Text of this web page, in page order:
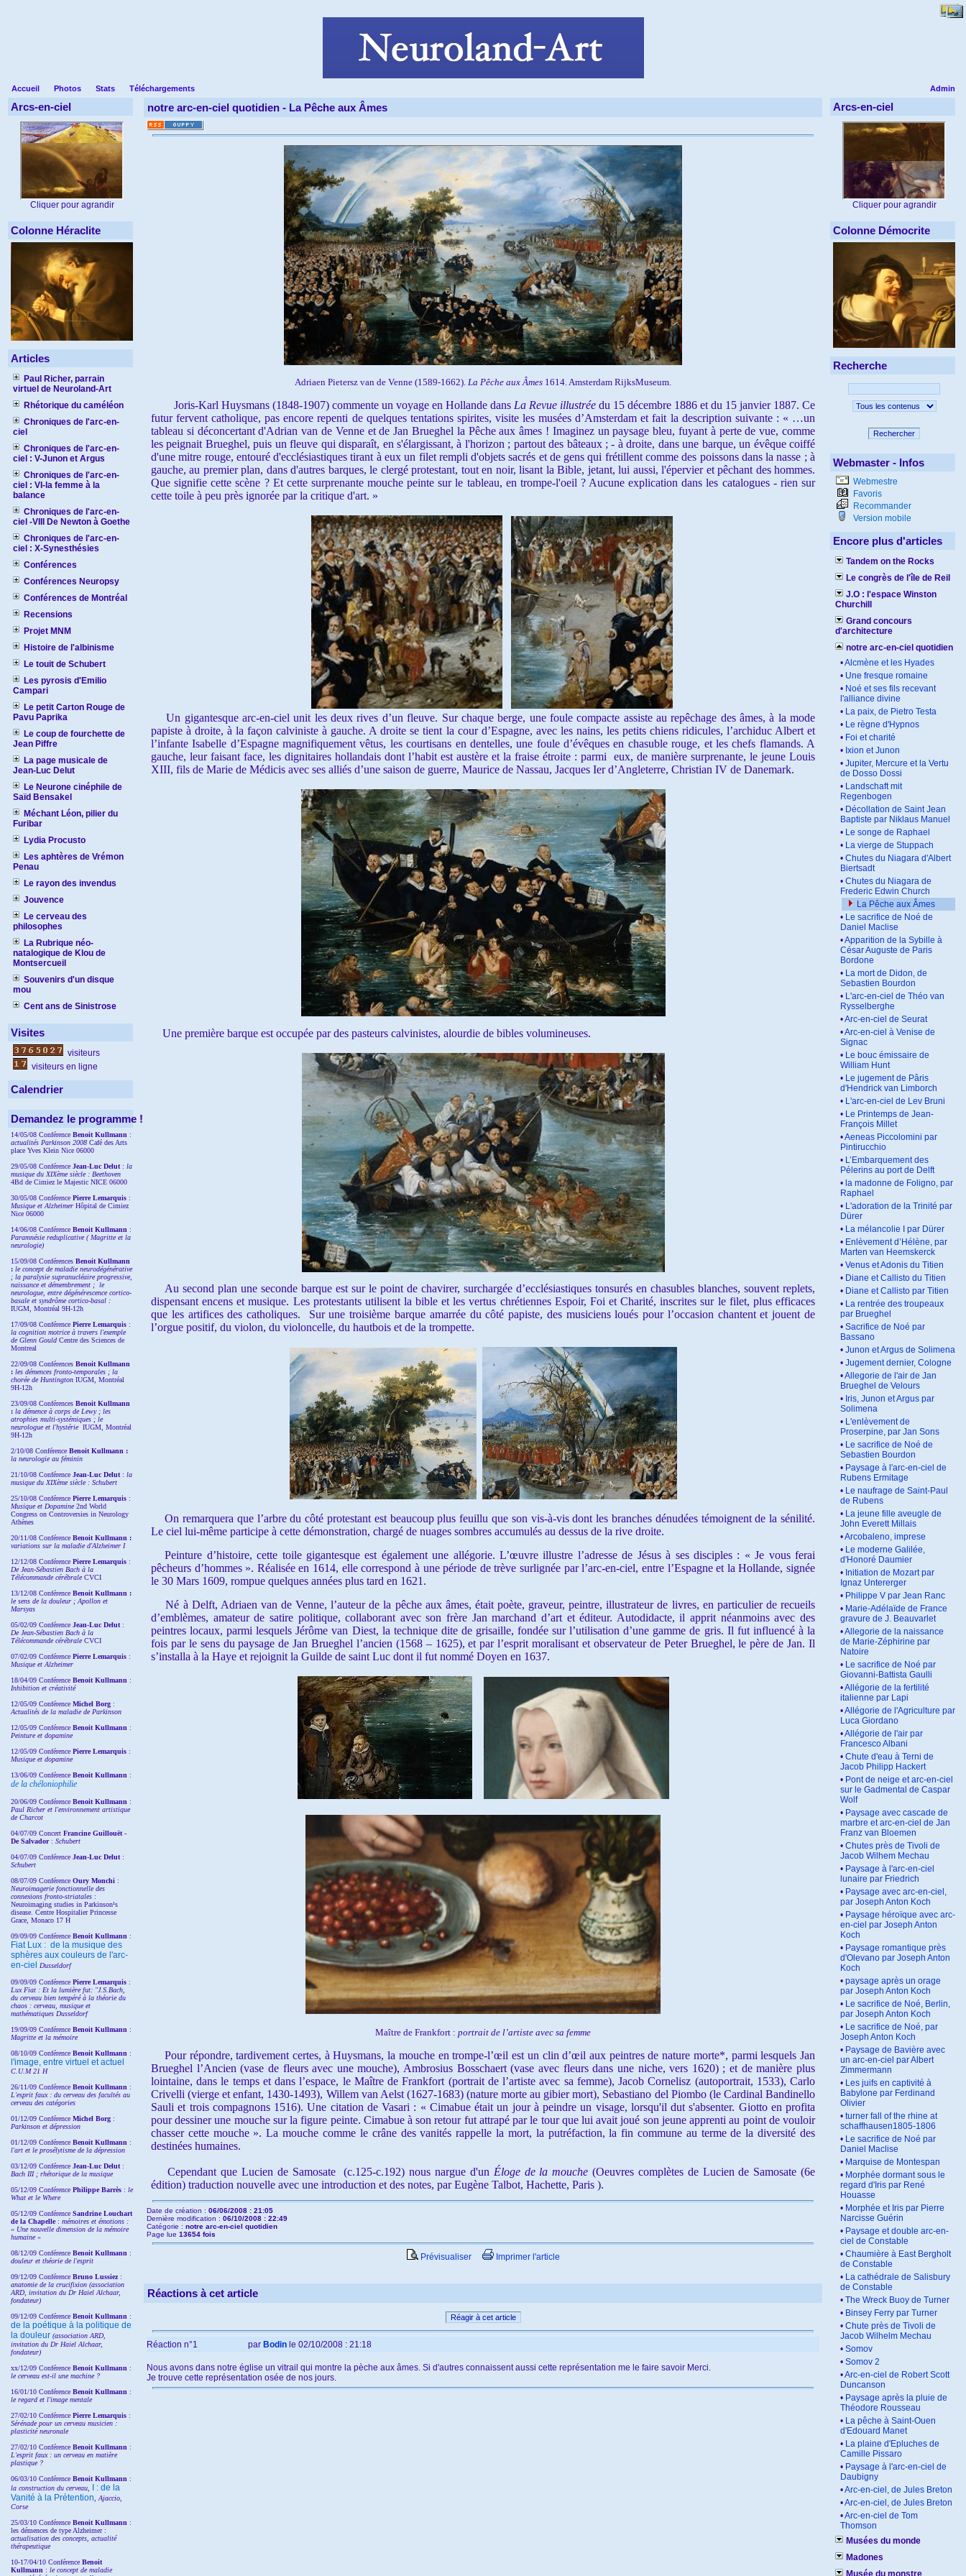
Admin
Accueil Photos Stats Téléchargements
Arcs-en-ciel
Cliquer pour agrandir
Colonne Héraclite
Articles
Paul Richer, parrain
virtuel de Neuroland-Art
Rhétorique du caméléon
Chroniques de l'arc-en-
ciel
Chroniques de l'arc-en-
ciel : V-Junon et Argus
Chroniques de l'arc-en-
ciel : VI-la femme à la
balance
Chroniques de l'arc-en-
ciel -VIII De Newton à Goethe
Chroniques de l'arc-en-
ciel : X-Synesthésies
Conférences
Conférences Neuropsy
Conférences de Montréal
Recensions
Projet MNM
Histoire de l'albinisme
Le touit de Schubert
Les pyrosis d'Emilio
Campari
Le petit Carton Rouge de
Pavu Paprika
Le coup de fourchette de
Jean Piffre
La page musicale de
Jean-Luc Delut
Le Neurone cinéphile de
Saïd Bensakel
Méchant Léon, pilier du
Furibar
Lydia Procusto
Les aphtères de Vrémon
Penau
Le rayon des invendus
Jouvence
Le cerveau des
philosophes
La Rubrique néo-
natalogique de Klou de
Montsercueil
Souvenirs d'un disque
mou
Cent ans de Sinistrose
Visites
visiteurs
visiteurs en ligne
Calendrier
Demandez le programme !
14/05/08 Conférence Benoit Kullmann :
actualités Parkinson 2008 Café des Arts
place Yves Klein Nice 06000
29/05/08 Conférence Jean-Luc Delut : la
musique du XIXème siècle : Beethoven
4Bd de Cimiez le Majestic NICE 06000
30/05/08 Conférence Pierre Lemarquis :
Musique et Alzheimer Hôpital de Cimiez
Nice 06000
14/06/08 Conférence Benoit Kullmann :
Paramnésie reduplicative ( Magritte et la
neurologie)
15/09/08 Conférences Benoit Kullmann
: le concept de maladie neurodégénérative
; la paralysie supranucléaire progressive,
naissance et démembrement ; le
neurologue, entre dégénérescence cortico-
basale et syndrôme cortico-basal :
IUGM, Montréal 9H-12h
17/09/08 Conférence Pierre Lemarquis :
la cognition motrice à travers l'exemple
de Glenn Gould Centre des Sciences de
Montreal
22/09/08 Conférences Benoit Kullmann
: les démences fronto-temporales ; la
chorée de Huntington IUGM, Montréal
9H-12h
23/09/08 Conférences Benoit Kullmann
: la démence à corps de Lewy ; les
atrophies multi-systémiques ; le
neurologue et l'hystérie IUGM, Montréal
9H-12h
2/10/08 Conférence Benoit Kullmann :
la neurologie au féminin
21/10/08 Conférence Jean-Luc Delut : la
musique du XIXème siècle : Schubert
25/10/08 Conférence Pierre Lemarquis :
Musique et Dopamine2nd World
Congress on Controversies in Neurology
Athènes
20/11/08 Conférence Benoit Kullmann :
variations sur la maladie d'Alzheimer I
12/12/08 Conférence Pierre Lemarquis :
De Jean-Sébastien Bach à la
Télécommande cérébraleCVCI
13/12/08 Conférence Benoit Kullmann :
le sens de la douleur ; Apollon et
Marsyas
05/02/09 Conférence Jean-Luc Delut :
De Jean-Sébastien Bach à la
Télécommande cérébraleCVCI
07/02/09 Conférence Pierre Lemarquis :
Musique et Alzheimer
18/04/09 Conférence Benoit Kullmann :
Inhibition et créativité
12/05/09 Conférence Michel Borg :
Actualités de la maladie de Parkinson
12/05/09 Conférence Benoit Kullmann :
Peinture et dopamine
12/05/09 Conférence Pierre Lemarquis :
Musique et dopamine
13/06/09 Conférence Benoit Kullmann :
de la chéloniophilie
20/06/09 Conférence Benoit Kullmann :
Paul Richer et l'environnement artistique
de Charcot
04/07/09 Concert Francine Guillouët -
De Salvador : Schubert
04/07/09 Conférence Jean-Luc Delut :
Schubert
08/07/09 Conférence Oury Monchi :
Neuroimagerie fonctionnelle des
connexions fronto-striatales :
Neuroimaging studies in Parkinson¹s
disease. Centre Hospitalier Princesse
Grace, Monaco 17 H
09/09/09 Conférence Benoit Kullmann :
Fiat Lux : de la musique des
sphères aux couleurs de l'arc-
en-ciel
Dusseldorf
09/09/09 Conférence Pierre Lemarquis :
Lux Fiat : Et la lumière fut: "J.S.Bach,
du cerveau bien tempéré à la théorie du
chaos : cerveau, musique et
mathématiques Dusseldorf
19/09/09 Conférence Benoit Kullmann :
Magritte et la mémoire
08/10/09 Conférence Benoit Kullmann :
l'image, entre virtuel et actuel
C.U.M 21 H
26/11/09 Conférence Benoit Kullmann :
L'esprit faux : du cerveau des facultés au
cerveau des catégories
01/12/09 Conférence Michel Borg :
Parkinson et dépression
01/12/09 Conférence Benoit Kullmann :
l'art et le prosélytisme de la dépression
03/12/09 Conférence Jean-Luc Delut :
Bach III ; rhétorique de la musique
05/12/09 Conférence Philippe Barrès : le
What et le Where
05/12/09 Conférence SandrineLouchart
de la Chapelle: mémoires et émotions :
« Une nouvelle dimension de la mémoire
humaine »
08/12/09 Conférence Benoit Kullmann :
douleur et théorie de l'esprit
09/12/09 Conférence Bruno Lussiez :
anatomie de la crucifixion (association
ARD, invitation du Dr Haiel Alchaar,
fondateur)
09/12/09 Conférence Benoit Kullmann :
de la poétique à la politique de
la douleur (association ARD,
invitation du Dr Haiel Alchaar,
fondateur)
xx/12/09 Conférence Benoit Kullmann :
le cerveau est-il une machine ?
16/01/10 Conférence Benoit Kullmann :
le regard et l'image mentale
27/02/10 Conférence Pierre Lemarquis :
Sérénade pour un cerveau musicien :
plasticité neuronale
27/02/10 Conférence Benoit Kullmann :
L'esprit faux : un cerveau en matière
plastique ?
06/03/10 Conférence Benoit Kullmann :
la construction du cerveau,
I : de la
Vanité à la Prétention , Ajaccio,
Corse
25/03/10 Conférence Benoit Kullmann :
les démences de type Alzheimer :
actualisation des concepts, actualité
thérapeutique
10-17/04/10 Conférence Benoit
Kullmann : le concept de maladie
notre arc-en-ciel quotidien - La Pêche aux Âmes
Adriaen Pietersz van de Venne (1589-1662). La Pêche aux Âmes 1614. Amsterdam RijksMuseum.
Joris-Karl Huysmans (1848-1907) commente un voyage en Hollande dans La Revue illustrée du 15 décembre 1886 et du 15 janvier 1887. Ce
futur fervent catholique, pas encore repenti de quelques tentations spirites, visite les musées d’Amsterdam et fait la description suivante : « …un
tableau si déconcertant d'Adrian van de Venne et de Jan Brueghel la Pêche aux âmes ! Imaginez un paysage bleu, fuyant à perte de vue, comme
les peignait Brueghel, puis un fleuve qui disparaît, en s'élargissant, à l'horizon ; partout des bâteaux ; - à droite, dans une barque, un évêque coiffé
d'une mitre rouge, entouré d'ecclésiastiques tirant à eux un filet rempli d'objets sacrés et de gens qui frétillent comme des poissons dans la nasse ; à
gauche, au premier plan, dans d'autres barques, le clergé protestant, tout en noir, lisant la Bible, jetant, lui aussi, l'épervier et pêchant des hommes.
Que signifie cette scène ? Et cette surprenante mouche peinte sur le tableau, en trompe-l'oeil ? Aucune explication dans les catalogues - rien sur
cette toile à peu près ignorée par la critique d'art. »
Un gigantesque arc-en-ciel unit les deux rives d’un fleuve. Sur chaque berge, une foule compacte assiste au repêchage des âmes, à la mode
papiste à droite, à la façon calviniste à gauche. A droite se tient la cour d’Espagne, avec les nains, les petits chiens ridicules, l’archiduc Albert et
l’infante Isabelle d’Espagne magnifiquement vêtus, les courtisans en dentelles, une foule d’évêques en chasuble rouge, et les chefs flamands. A
gauche, leur faisant face, les dignitaires hollandais dont l’habit est austère et la fraise étroite : parmi eux, de manière surprenante, le jeune Louis
XIII, fils de Marie de Médicis avec ses alliés d’une saison de guerre, Maurice de Nassau, Jacques Ier d’Angleterre, Christian IV de Danemark.
Une première barque est occupée par des pasteurs calvinistes, alourdie de bibles volumineuses.
Au second plan une seconde barque est sur le point de chavirer, surchargée d’ecclésiastiques tonsurés en chasubles blanches, souvent replets,
dispensant encens et musique. Les protestants utilisent la bible et les vertus chrétiennes Espoir, Foi et Charité, inscrites sur le filet, plus efficaces
que les artifices des catholiques. Sur une troisième barque amarrée du côté papiste, des musiciens loués pour l’occasion chantent et jouent de
l’orgue positif, du violon, du violoncelle, du hautbois et de la trompette.
On remarquera que l’arbre du côté protestant est beaucoup plus feuillu que son vis-à-vis dont les branches dénudées témoignent de la sénilité.
Le ciel lui-même participe à cette démonstration, chargé de nuages sombres accumulés au dessus de la rive droite.
Peinture d’histoire, cette toile gigantesque est également une allégorie. L’œuvre illustre l’adresse de Jésus à ses disciples : « Je vous ferai
pêcheurs d’hommes ». Réalisée en 1614, elle correspond à une période de trève surlignée par l’arc-en-ciel, entre l’Espagne et la Hollande, signée
le 30 Mars 1609, rompue quelques années plus tard en 1621.
Né à Delft, Adriaen van de Venne, l’auteur de la pêche aux âmes, était poète, graveur, peintre, illustrateur de livres, en particulier de recueils
d’emblèmes, amateur de satire politique, collaborant avec son frère Jan marchand d’art et éditeur. Autodidacte, il apprit néanmoins avec des
peintres locaux, parmi lesquels Jérôme van Diest, la technique dite de grisaille, fondée sur l’utilisation d’une gamme de gris. Il fut influencé à la
fois par le sens du paysage de Jan Brueghel l’ancien (1568 – 1625), et par l’esprit moralisant et observateur de Peter Brueghel, le père de Jan. Il
s’installa à la Haye et rejoignit la Guilde de saint Luc dont il fut nommé Doyen en 1637.
Maître de Frankfort : portrait de l’artiste avec sa femme
Pour répondre, tardivement certes, à Huysmans, la mouche en trompe-l’œil est un clin d’œil aux peintres de nature morte*, parmi lesquels Jan
Brueghel l’Ancien (vase de fleurs avec une mouche), Ambrosius Bosschaert (vase avec fleurs dans une niche, vers 1620) ; et de manière plus
lointaine, dans le temps et dans l’espace, le Maître de Frankfort (portrait de l’artiste avec sa femme), Jacob Cornelisz (autoportrait, 1533), Carlo
Crivelli (vierge et enfant, 1430-1493), Willem van Aelst (1627-1683) (nature morte au gibier mort), Sebastiano del Piombo (le Cardinal Bandinello
Sauli et trois compagnons 1516). Une citation de Vasari : « Cimabue était un jour à peindre un visage, lorsqu'il dut s'absenter. Giotto en profita
pour dessiner une mouche sur la figure peinte. Cimabue à son retour fut attrapé par le tour que lui avait joué son jeune apprenti au point de vouloir
chasser cette mouche ». La mouche comme le crâne des vanités rappelle la mort, la putréfaction, la fin commune au terme de la diversité des
destinées humaines.
Cependant que Lucien de Samosate (c.125-c.192) nous nargue d'un Éloge de la mouche (Oeuvres complètes de Lucien de Samosate (6e
édition) traduction nouvelle avec une introduction et des notes, par Eugène Talbot, Hachette, Paris ).
Date de création : 06/06/2008 : 21:05
Dernière modification : 06/10/2008 : 22:49
Catégorie : notre arc-en-ciel quotidien
Page lue 13654 fois
Prévisualiser Imprimer l'article
Réactions à cet article
Réagir à cet article
Réaction n°1 par Bodin le 02/10/2008 : 21:18
Nous avons dans notre église un vitrail qui montre la pèche aux âmes. Si d'autres connaissent aussi cette représentation me le faire savoir Merci.
Je trouve cette représentation osée de nos jours.
Arcs-en-ciel
Cliquer pour agrandir
Colonne Démocrite
Recherche
Rechercher
Webmaster - Infos
Webmestre
Favoris
Recommander
Version mobile
Encore plus d'articles
Tandem on the Rocks
Le congrès de l'île de Reil
J.O : l'espace Winston
Churchill
Grand concours
d'architecture
notre arc-en-ciel quotidien
•Alcmène et les Hyades
• Une fresque romaine
• Noé et ses fils recevant
l'alliance divine
• La paix, de Pietro Testa
• Le règne d'Hypnos
• Foi et charité
• Ixion et Junon
• Jupiter, Mercure et la Vertu
de Dosso Dossi
• Landschaft mit
Regenbogen
• Décollation de Saint Jean
Baptiste par Niklaus Manuel
• Le songe de Raphael
• La vierge de Stuppach
• Chutes du Niagara d'Albert
Biertsadt
• Chutes du Niagara de
Frederic Edwin Church
La Pêche aux Âmes
• Le sacrifice de Noé de
Daniel Maclise
•Apparition de la Sybille à
César Auguste de Paris
Bordone
• La mort de Didon, de
Sebastien Bourdon
• L'arc-en-ciel de Théo van
Rysselberghe
•Arc-en-ciel de Seurat
•Arc-en-ciel à Venise de
Signac
• Le bouc émissaire de
William Hunt
• Le jugement de Pâris
d'Hendrick van Limborch
• L'arc-en-ciel de Lev Bruni
• Le Printemps de Jean-
François Millet
•Aeneas Piccolomini par
Pintirucchio
• L’Embarquement des
Pélerins au port de Delft
• la madonne de Foligno, par
Raphael
• L'adoration de la Trinité par
Dürer
• La mélancolie I par Dürer
• Enlèvement d’Hélène, par
Marten van Heemskerck
• Venus et Adonis du Titien
• Diane et Callisto du Titien
• Diane et Callisto par Titien
• La rentrée des troupeaux
par Brueghel
• Sacrifice de Noé par
Bassano
• Junon et Argus de Solimena
• Jugement dernier, Cologne
•Allegorie de l'air de Jan
Brueghel de Velours
• Iris, Junon et Argus par
Solimena
• L'enlèvement de
Proserpine, par Jan Sons
• Le sacrifice de Noé de
Sebastien Bourdon
• Paysage à l'arc-en-ciel de
Rubens Ermitage
• Le naufrage de Saint-Paul
de Rubens
• La jeune fille aveugle de
John Everett Millais
•Arcobaleno, imprese
• Le moderne Galilée,
d'Honoré Daumier
• Initiation de Mozart par
Ignaz Untererger
• Philippe V par Jean Ranc
• Marie-Adélaïde de France
gravure de J. Beauvarlet
•Allegorie de la naissance
de Marie-Zéphirine par
Natoire
• Le sacrifice de Noé par
Giovanni-Battista Gaulli
•Allégorie de la fertilité
italienne par Lapi
•Allégorie de l'Agriculture par
Luca Giordano
•Allégorie de l'air par
Francesco Albani
• Chute d'eau à Terni de
Jacob Philipp Hackert
• Pont de neige et arc-en-ciel
sur le Gadmental de Caspar
Wolf
• Paysage avec cascade de
marbre et arc-en-ciel de Jan
Franz van Bloemen
• Chutes près de Tivoli de
Jacob Wilhem Mechau
• Paysage à l'arc-en-ciel
lunaire par Friedrich
• Paysage avec arc-en-ciel,
par Joseph Anton Koch
• Paysage héroïque avec arc-
en-ciel par Joseph Anton
Koch
• Paysage romantique près
d'Olevano par Joseph Anton
Koch
• paysage après un orage
par Joseph Anton Koch
• Le sacrifice de Noé, Berlin,
par Joseph Anton Koch
• Le sacrifice de Noé, par
Joseph Anton Koch
• Paysage de Bavière avec
un arc-en-ciel par Albert
Zimmermann
• Les juifs en captivité à
Babylone par Ferdinand
Olivier
• turner fall of the rhine at
schaffhausen1805-1806
• Le sacrifice de Noé par
Daniel Maclise
• Marquise de Montespan
• Morphée dormant sous le
regard d'Iris par René
Houasse
• Morphée et Iris par Pierre
Narcisse Guérin
• Paysage et double arc-en-
ciel de Constable
• Chaumière à East Bergholt
de Constable
• La cathédrale de Salisbury
de Constable
• The Wreck Buoy de Turner
• Binsey Ferry par Turner
• Chute près de Tivoli de
Jacob Wilhelm Mechau
• Somov
• Somov 2
•Arc-en-ciel de Robert Scott
Duncanson
• Paysage après la pluie de
Théodore Rousseau
• La pêche à Saint-Ouen
d'Edouard Manet
• La plaine d'Epluches de
Camille Pissaro
• Paysage à l'arc-en-ciel de
Daubigny
•Arc-en-ciel, de Jules Breton
•Arc-en-ciel, de Jules Breton
•Arc-en-ciel de Tom
Thomson
Musées du monde
Madones
Musée du monstre